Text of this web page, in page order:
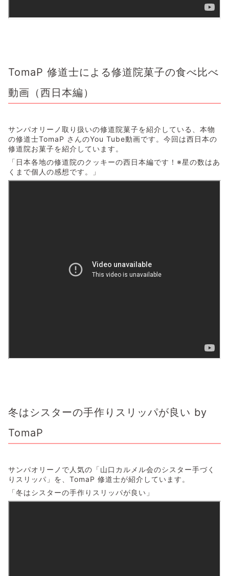
TomaP 修道士による修道院菓子の食べ比べ
動画（西日本編）
サンパオリーノ取り扱いの修道院菓子を紹介している、本物
の修道士TomaP さんのYou Tube動画です。今回は西日本の
修道院お菓子を紹介しています。
「日本各地の修道院のクッキーの西日本編です！※星の数はあ
くまで個人の感想です。」
冬はシスターの手作りスリッパが良い by
TomaP
サンパオリーノで人気の「山口カルメル会のシスター手づく
りスリッパ」を、TomaP 修道士が紹介しています。
「冬はシスターの手作りスリッパが良い」